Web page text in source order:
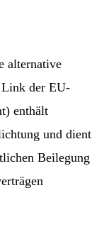
alternative
Link der EU-
enthält
und dient
Beilegung